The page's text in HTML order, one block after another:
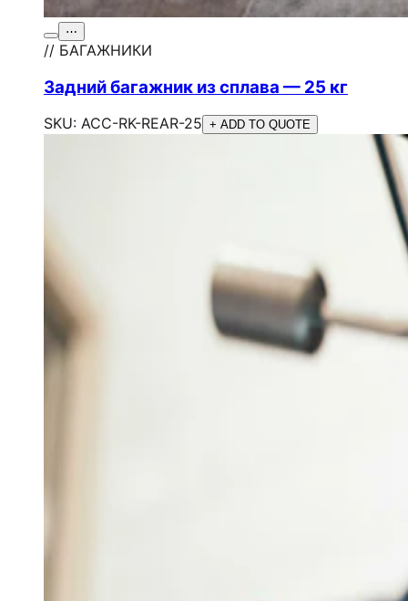
⋯
// БАГАЖНИКИ
Задний багажник из сплава — 25 кг
SKU: ACC-RK-REAR-25 + ADD TO QUOTE